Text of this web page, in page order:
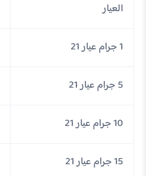
العيار
1 جرام عيار 21
5 جرام عيار 21
10 جرام عيار 21
15 جرام عيار 21